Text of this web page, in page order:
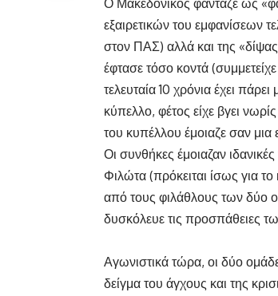
Ο Μακεδονικός φάνταζε ως
εξαιρετικών του εμφανίσεων
στον ΠΑΣ) αλλά και της
έφτασε τόσο κοντά
τελευταία 10 χρόνια έχει
κύπελλο, φέτος είχε βγει
του κυπέλλου έμοιαζε σαν
Οι συνθήκες έμοιαζαν
Φιλώτα (πρόκειται ίσως για
από τους φιλάθλους των δύο
δυσκόλευε τις προσπάθειες
Αγωνιστικά τώρα, οι δύο
δείγμα του άγχους και της